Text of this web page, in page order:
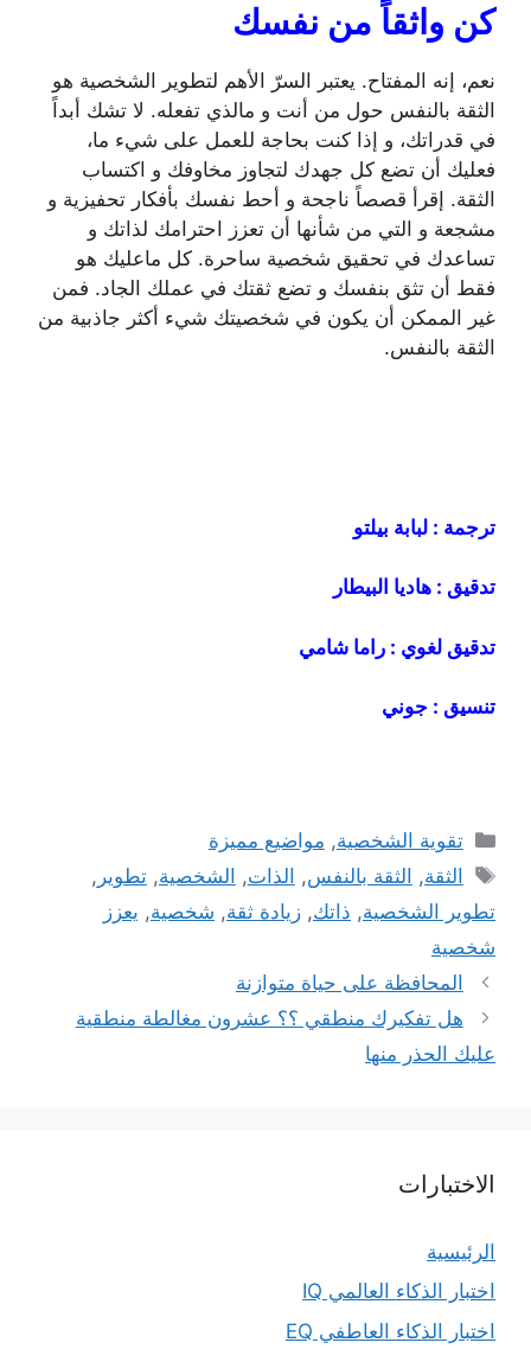
كن واثقاً من نفسك
نعم، إنه المفتاح. يعتبر السرّ الأهم لتطوير الشخصية هو
الثقة بالنفس حول من أنت و مالذي تفعله. لا تشك أبداً
في قدراتك، و إذا كنت بحاجة للعمل على شيء ما،
فعليك أن تضع كل جهدك لتجاوز مخاوفك و اكتساب
الثقة. إقرأ قصصاً ناجحة و أحط نفسك بأفكار تحفيزية و
مشجعة و التي من شأنها أن تعزز احترامك لذاتك و
تساعدك في تحقيق شخصية ساحرة. كل ماعليك هو
فقط أن تثق بنفسك و تضع ثقتك في عملك الجاد. فمن
غير الممكن أن يكون في شخصيتك شيء أكثر جاذبية من
الثقة بالنفس.
ترجمة : لبابة بيلتو
تدقيق : هاديا البيطار
تدقيق لغوي : راما شامي
تنسيق : جوني
التصنيفات
تقوية الشخصية, مواضيع مميزة
الوسوم
الثقة, الثقة بالنفس, الذات, الشخصية,تطوير ,
تطوير الشخصية, ذاتك, زيادة ثقة, شخصية, يعزز
شخصية
المحافظة على حياة متوازنة
هل تفكيرك منطقي ؟؟ عشرون مغالطة منطقية
عليك الحذر منها
الاختبارات
الرئيسية
اختبار الذكاء العالمي IQ
اختبار الذكاء العاطفي EQ